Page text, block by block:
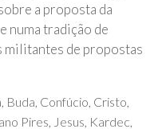
a proposta da
numa tradição de
militantes de propostas
, Buda, Confúcio, Cristo,
Pires, Jesus, Kardec,